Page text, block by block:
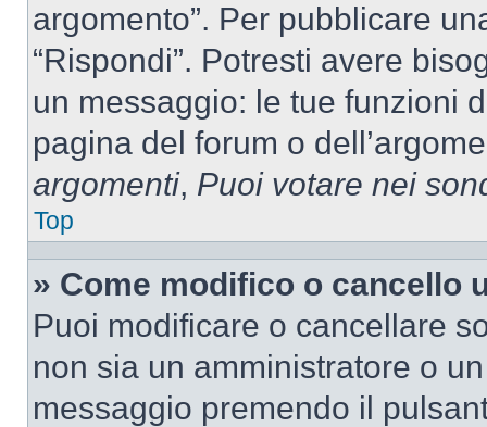
argomento”. Per pubblicare
“Rispondi”. Potresti avere
un messaggio: le tue funzioni
pagina del forum o
argomenti, Puoi votare nei
Top
» Come modifico o cancello
Puoi modificare o cancellare
non sia un amministratore o
messaggio premendo il